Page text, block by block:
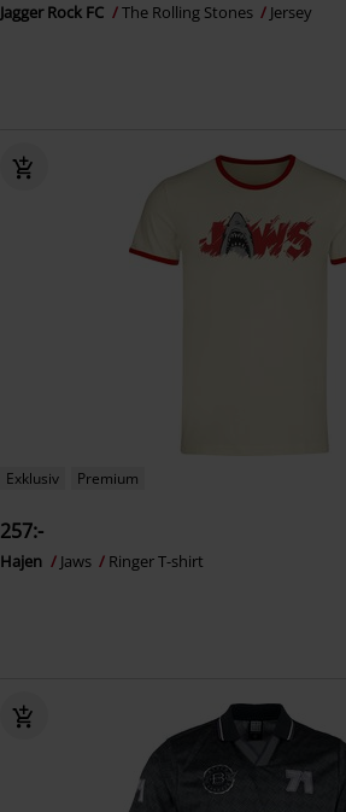
Jagger Rock FC The Rolling Stones Jersey
Exklusiv Premium
257:-
Hajen Jaws Ringer T-shirt